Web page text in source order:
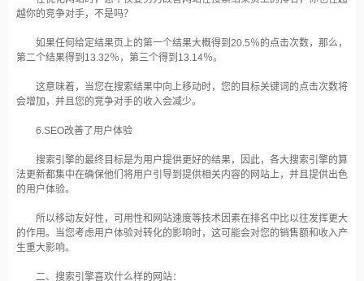
越你的竞争对手，不是吗？
如果任何给定结果页上的第一个结果大概得到20.5％的点击次数，那么，
第二个结果得到13.32％，第三个得到13.14％。
这意味着，当您在搜索结果中向上移动时，您的目标关键词的点击次数将
会增加，并且您的竞争对手的收入会减少。
6.SEO改善了用户体验
搜索引擎的最终目标是为用户提供更好的结果，因此，各大搜索引擎的算
法更新都集中在确保他们将用户引导到提供相关内容的网站上，并且提供出色
的用户体验。
所以移动友好性，可用性和网站速度等技术因素在排名中比以往发挥更大
的作用。当您考虑用户体验对转化的影响时，这可能会对您的销售额和收入产
生重大影响。
二、搜索引擎喜欢什么样的网站：